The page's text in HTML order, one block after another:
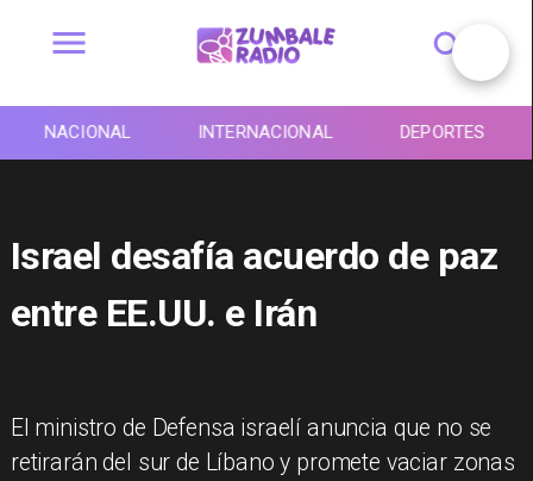
NACIONAL INTERNACIONAL DEPORTES
Israel desafía acuerdo de paz
entre EE.UU. e Irán
El ministro de Defensa israelí anuncia que no se
retirarán del sur de Líbano y promete vaciar zonas